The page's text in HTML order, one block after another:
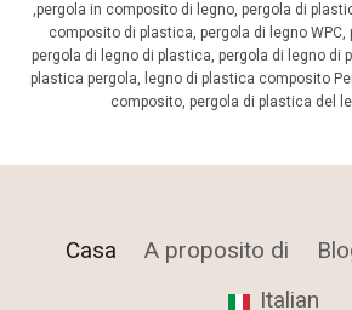
,pergola in composito di legno, pergola di
composito di plastica, pergola di legno WPC,
pergola di legno di plastica, pergola di legno di
plastica pergola, legno di plastica composito
composito, pergola di plastica del
Casa A proposito di
Italian